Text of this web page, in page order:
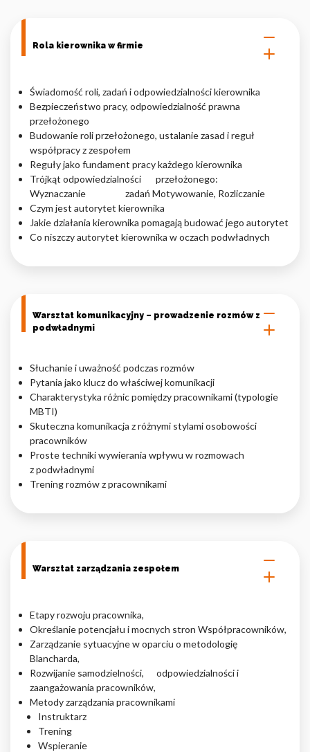
Rola kierownika w firmie
Świadomość roli, zadań i odpowiedzialności kierownika
Bezpieczeństwo pracy, odpowiedzialność prawna
przełożonego
Budowanie roli przełożonego, ustalanie zasad i reguł
współpracy z zespołem
Reguły jako fundament pracy każdego kierownika
Trójkąt odpowiedzialności przełożonego:
Wyznaczanie zadań Motywowanie, Rozliczanie
Czym jest autorytet kierownika
Jakie działania kierownika pomagają budować jego autorytet
Co niszczy autorytet kierownika w oczach podwładnych
Warsztat komunikacyjny – prowadzenie rozmów z
podwładnymi
Słuchanie i uważność podczas rozmów
Pytania jako klucz do właściwej komunikacji
Charakterystyka różnic pomiędzy pracownikami (typologie
MBTI)
Skuteczna komunikacja z różnymi stylami osobowości
pracowników
Proste techniki wywierania wpływu w rozmowach
z podwładnymi
Trening rozmów z pracownikami
Warsztat zarządzania zespołem
Etapy rozwoju pracownika,
Określanie potencjału i mocnych stron Współpracowników,
Zarządzanie sytuacyjne w oparciu o metodologię
Blancharda,
Rozwijanie samodzielności, odpowiedzialności i
zaangażowania pracowników,
Metody zarządzania pracownikami
Instruktarz
Trening
Wspieranie
Nieklasyfikowane pliki cookie, to pliki, które są w procesie
klasyfikowania, wraz z dostawcami poszczególnych ciasteczek.
Zapisz moje preferencje
Akceptuj wszystko